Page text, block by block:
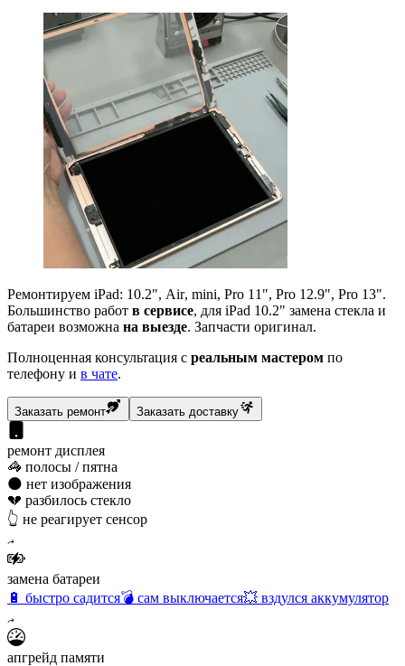
Ремонтируем iPad: 10.2", Air, mini, Pro 11", Pro 12.9", Pro 13".
Большинство работ в сервисе, для iPad 10.2" замена стекла и
батареи возможна на выезде. Запчасти оригинал.
Полноценная консультация с реальным мастером по
телефону и в чате.
Заказать ремонт Заказать доставку
ремонт дисплея
🦓 полосы / пятна
🌑 нет изображения
💔 разбилось стекло
👆 не реагирует сенсор
замена батареи
🔋 быстро садится💣 сам выключается💥 вздулся аккумулятор
апгрейд памяти